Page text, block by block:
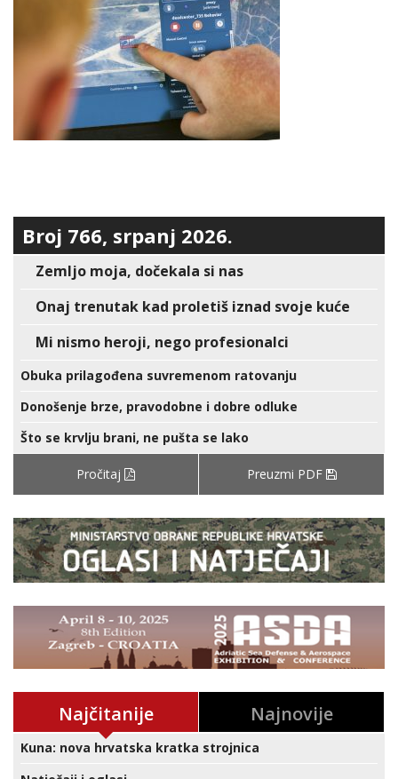
Broj 766, srpanj 2026.
Zemljo moja, dočekala si nas
Onaj trenutak kad proletiš iznad svoje kuće
Mi nismo heroji, nego profesionalci
Obuka prilagođena suvremenom ratovanju
Donošenje brze, pravodobne i dobre odluke
Što se krvlju brani, ne pušta se lako
Pročitaj Preuzmi PDF
Najčitanije Najnovije
Kuna: nova hrvatska kratka strojnica